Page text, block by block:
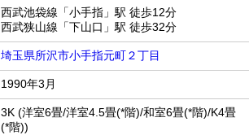
西武池袋線「小手指」駅 徒歩12分
西武狭山線「下山口」駅 徒歩32分
埼玉県所沢市小手指元町２丁目
1990年3月
3K (洋室6畳/洋室4.5畳(*階)/和室6畳(*階)/K4畳
(*階))